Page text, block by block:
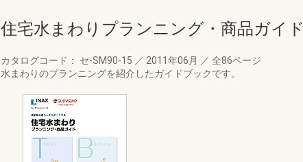
住宅水まわりプランニング・商品ガイド
カタログコード： セ-SM90-15 ／ 2011年06月 ／ 全86ページ
水まわりのプランニングを紹介したガイドブックです。